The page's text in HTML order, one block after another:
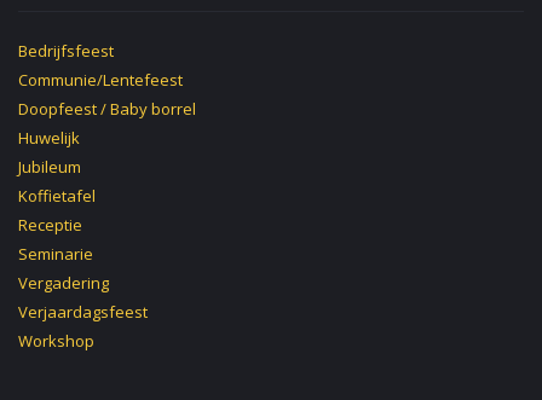
Bedrijfsfeest
Communie/Lentefeest
Doopfeest / Baby borrel
Huwelijk
Jubileum
Koffietafel
Receptie
Seminarie
Vergadering
Verjaardagsfeest
Workshop